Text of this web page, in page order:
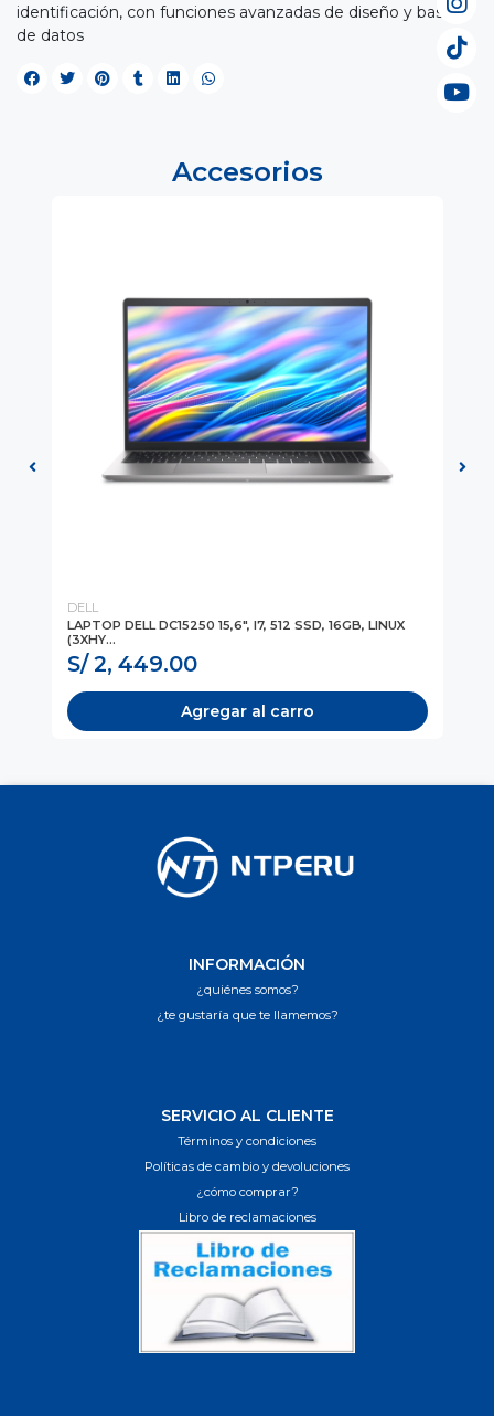
identificación, con funciones avanzadas de diseño y bases
de datos
Accesorios
DELL
LAPTOP DELL DC15250 15,6", I7, 512 SSD, 16GB, LINUX
(3XHY...
S/ 2, 449.00
Agregar al carro
INFORMACIÓN
¿quiénes somos?
¿te gustaría que te llamemos?
SERVICIO AL CLIENTE
Términos y condiciones
Políticas de cambio y devoluciones
¿cómo comprar?
Libro de reclamaciones